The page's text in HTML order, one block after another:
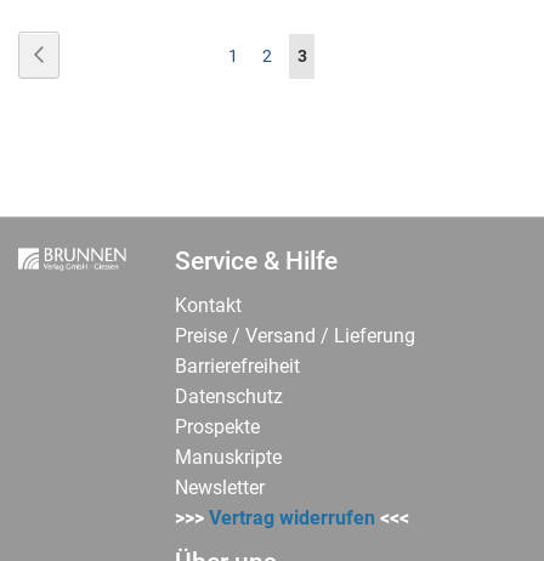
Seite
Seite
1 Seite
2 Sie
3
Service & Hilfe
Kontakt
Preise / Versand / Lieferung
Barrierefreiheit
Datenschutz
Prospekte
Manuskripte
Newsletter
>>>Vertrag widerrufen <<<